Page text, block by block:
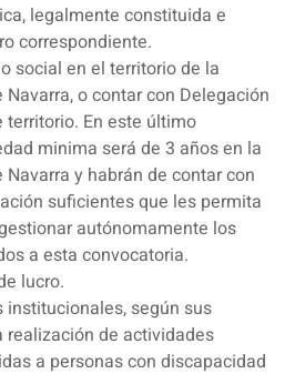
legalmente constituida e
correspondiente.
social en el territorio de la
o contar con Delegación
En este último
minima será de 3 años en la
y habrán de contar con
suficientes que les permita
autónomamente los
a esta convocatoria.
lucro.
según sus
realización de actividades
a personas con discapacidad